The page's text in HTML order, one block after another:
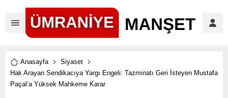
Anasayfa
Siyaset
Hak Arayan Sendikacıya Yargı Engeli: Tazminatı Geri İsteyen Mustafa
Paçal’a Yüksek Mahkeme Karar